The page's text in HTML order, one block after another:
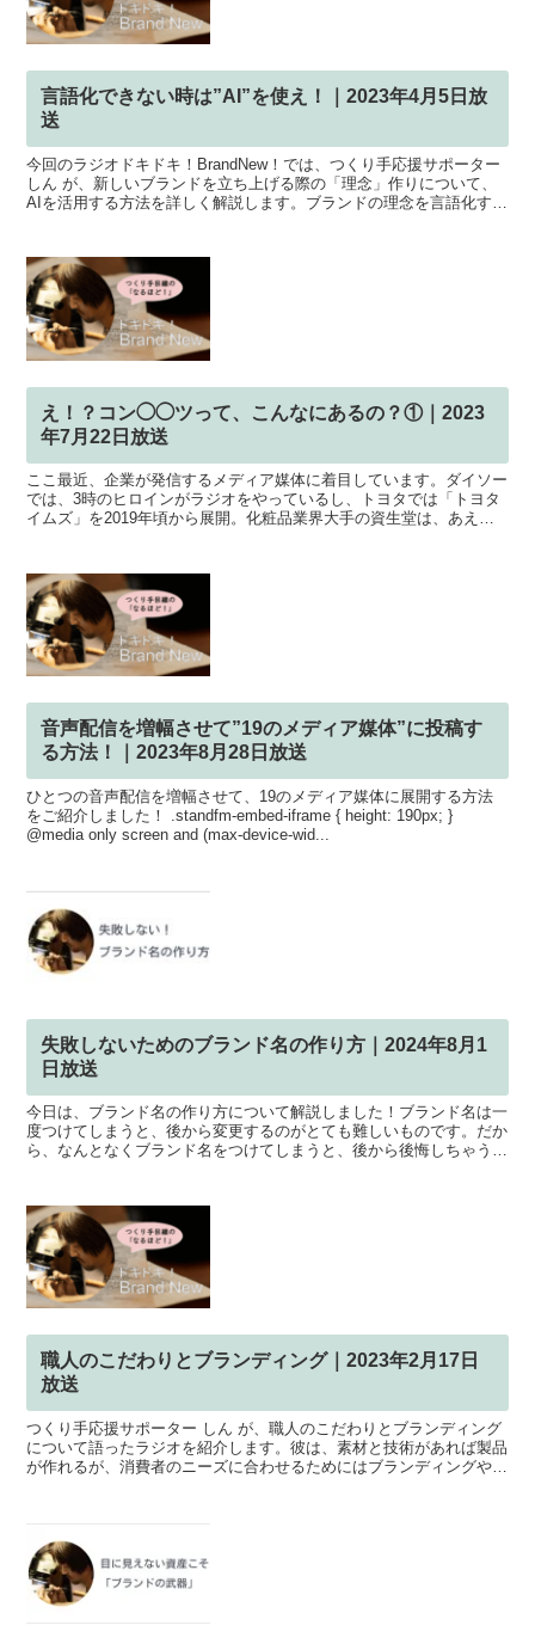
言語化できない時は”AI”を使え！｜2023年4月5日放
送
今回のラジオドキドキ！BrandNew！では、つくり手応援サポーター
しん が、新しいブランドを立ち上げる際の「理念」作りについて、
AIを活用する方法を詳しく解説します。ブランドの理念を言語化する
え！？コン◯◯ツって、こんなにあるの？①｜2023
年7月22日放送
ここ最近、企業が発信するメディア媒体に着目しています。ダイソー
では、3時のヒロインがラジオをやっているし、トヨタでは「トヨタ
イムズ」を2019年頃から展開。化粧品業界大手の資生堂は、あえて
音声配信を増幅させて”19のメディア媒体”に投稿す
る方法！｜2023年8月28日放送
ひとつの音声配信を増幅させて、19のメディア媒体に展開する方法
をご紹介しました！ .standfm-embed-iframe { height: 190px; }
@media only screen and (max-device-wid...
失敗しないためのブランド名の作り方｜2024年8月1
日放送
今日は、ブランド名の作り方について解説しました！ブランド名は一
度つけてしまうと、後から変更するのがとても難しいものです。だか
ら、なんとなくブランド名をつけてしまうと、後から後悔しちゃうケ
職人のこだわりとブランディング｜2023年2月17日
放送
つくり手応援サポーター しん が、職人のこだわりとブランディング
について語ったラジオを紹介します。彼は、素材と技術があれば製品
が作れるが、消費者のニーズに合わせるためにはブランディングやマ